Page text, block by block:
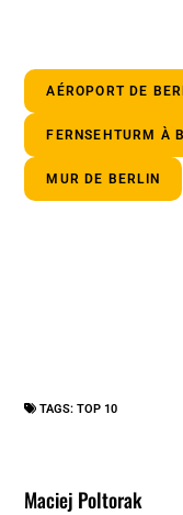
AÉROPORT DE
FERNSEHTURM À
MUR DE BERLIN
TAGS:TOP 10
Maciej Poltorak